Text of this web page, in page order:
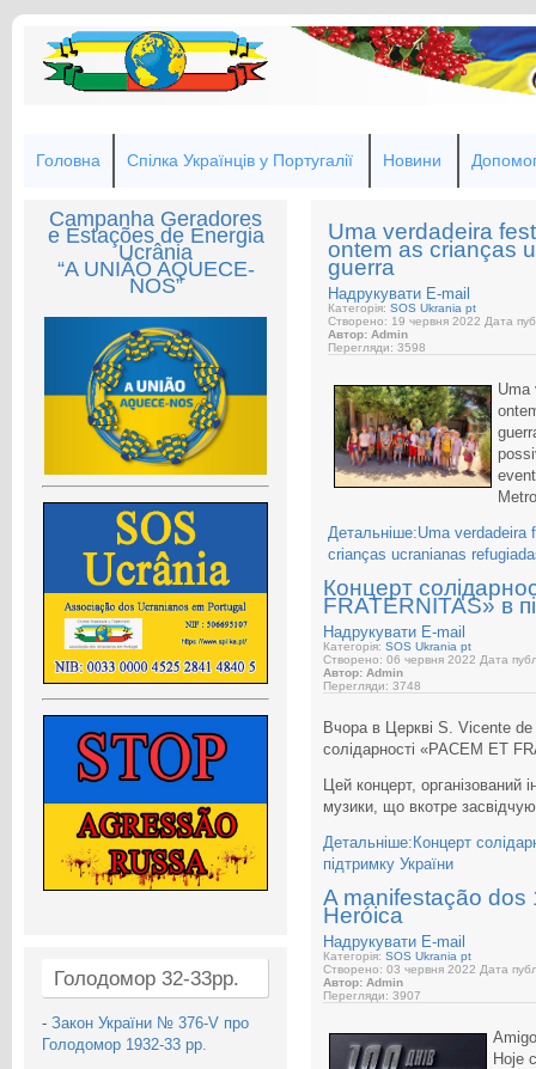
Головна Спілка Українців у Португалії Новини
Campanha Geradores
e Estações de Energia
Ucrânia
“A UNIÃO AQUECE-
NOS”
Голодомор 32-33рр.
- Закон України № 376-V про
Голодомор 1932-33 рр.
Uma verdadeira
ontem as crianças
guerra
Надрукувати E-mail
Категорія:SOS Ukrania pt
Створено: 19 червня 2022 Дата
Автор: Admin
Перегляди: 3598
Uma
Детальніше:Uma
crianças ucranianas
Концерт
FRATERNITAS» в
Надрукувати E-mail
Категорія: SOS Ukrania pt
Створено: 06 червня 2022 Дата
Автор: Admin
Перегляди: 3748
Вчора в Церкві S. Vicente de
солідарності «PACEM ET
Цей концерт, організований
музики, що вкотре
Детальніше:Концерт
підтримку України
A manifestação dos
Heróica
Надрукувати E-mail
Категорія: SOS Ukrania pt
Створено: 03 червня 2022 Дата
Автор: Admin
Перегляди: 3907
Hoje